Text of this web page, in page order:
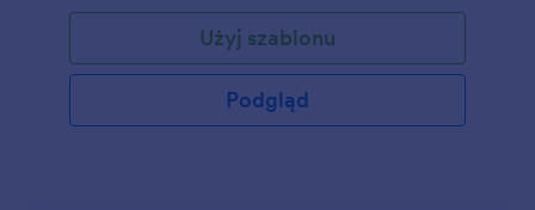
zrozumieć potrzeby klientów. Dodaj swoje logo,
zmień obraz tła, lub dodaj więcej pól formularza.
Możesz nawet zsynchronizować odpowiedzi lub
PDF-y z ponad 100 popularnymi platformami, takimi
jak Dysk Google, Dropbox, Box i inne!
Użyj szablonu
Podgląd